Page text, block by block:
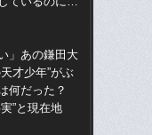
」あの鎌田大
才少年”がぶ
何だった？
”と現在地